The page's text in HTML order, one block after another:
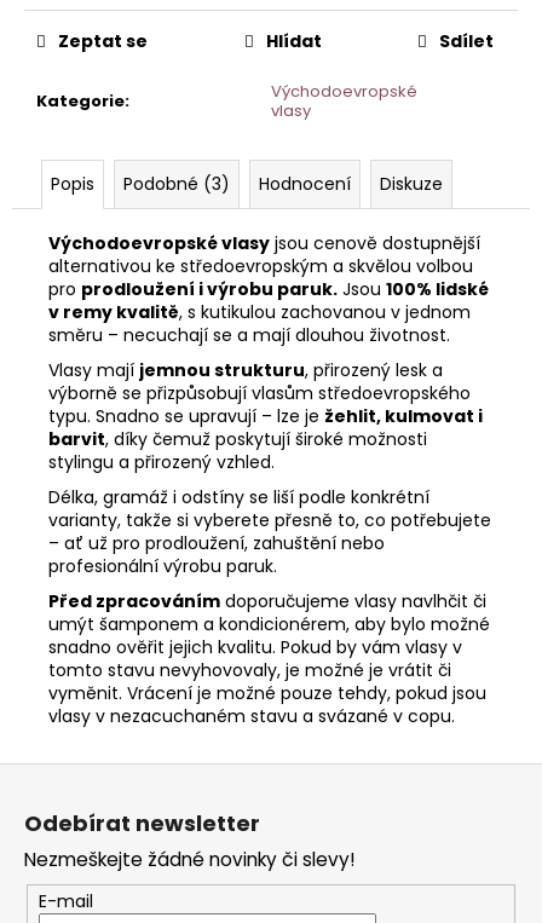
Kategorie:
Východoevropské
vlasy
Zeptat se Hlídat Sdílet
Popis Podobné (3) Hodnocení Diskuze
Východoevropské vlasy jsou cenově dostupnější
alternativou ke středoevropským a skvělou volbou
pro prodloužení i výrobu paruk. Jsou 100% lidské
v remy kvalitě, s kutikulou zachovanou v jednom
směru – necuchají se a mají dlouhou životnost.
Vlasy mají jemnou strukturu, přirozený lesk a
výborně se přizpůsobují vlasům středoevropského
typu. Snadno se upravují – lze je žehlit, kulmovat i
barvit, díky čemuž poskytují široké možnosti
stylingu a přirozený vzhled.
Délka, gramáž i odstíny se liší podle konkrétní
varianty, takže si vyberete přesně to, co potřebujete
– ať už pro prodloužení, zahuštění nebo
profesionální výrobu paruk.
Před zpracováním doporučujeme vlasy navlhčit či
umýt šamponem a kondicionérem, aby bylo možné
snadno ověřit jejich kvalitu. Pokud by vám vlasy v
tomto stavu nevyhovovaly, je možné je vrátit či
vyměnit. Vrácení je možné pouze tehdy, pokud jsou
vlasy v nezacuchaném stavu a svázané v copu.
ŠÁTEK
1419-
050
Kč
Z
Odebírat newsletter
Nezmeškejte žádné novinky či slevy!
E-mail